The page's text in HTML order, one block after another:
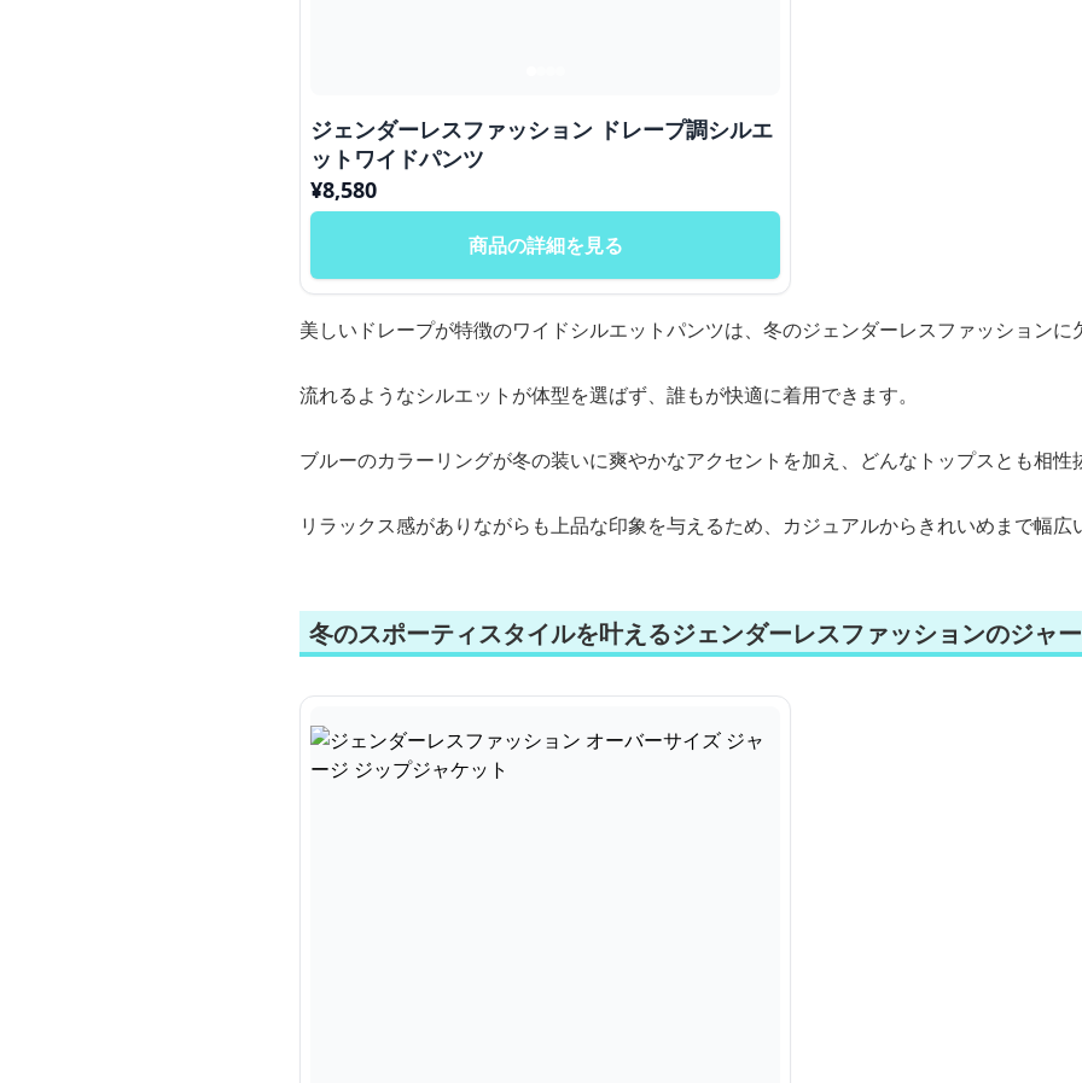
ジェンダーレスファッション ドレープ調シルエ
ットワイドパンツ
¥8,580
商品の詳細を見る
美しいドレープが特徴のワイドシルエットパンツは、冬のジェンダーレスファッションに
流れるようなシルエットが体型を選ばず、誰もが快適に着用できます。
ブルーのカラーリングが冬の装いに爽やかなアクセントを加え、どんなトップスとも相性
リラックス感がありながらも上品な印象を与えるため、カジュアルからきれいめまで幅広
冬のスポーティスタイルを叶えるジェンダーレスファッションのジャ